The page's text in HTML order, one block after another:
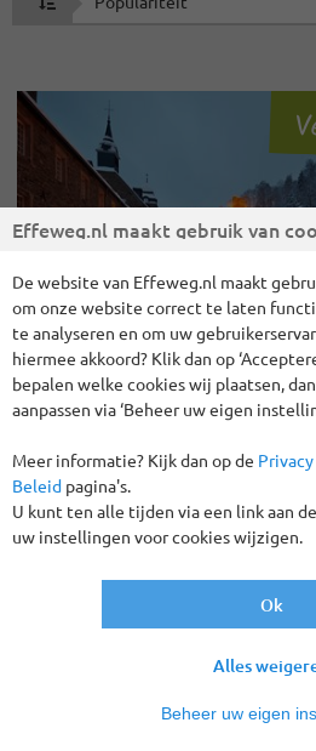
Sorteren
Kerstreis 6 dagen Eifel,
DUITSLAND 6 DAGEN
Effeweg.nl maakt gebruik van
De website van Effeweg.nl maakt
om onze website correct te laten
te analyseren en om uw
hiermee akkoord? Klik dan op
bepalen welke cookies wij plaatsen,
aanpassen via ‘Beheer uw eigen
Meer informatie? Kijk dan op de
Beleid pagina's.
U kunt ten alle tijden via een link aan
uw instellingen voor cookies wijzigen.
Beheer uw eigen
Alles
Ok